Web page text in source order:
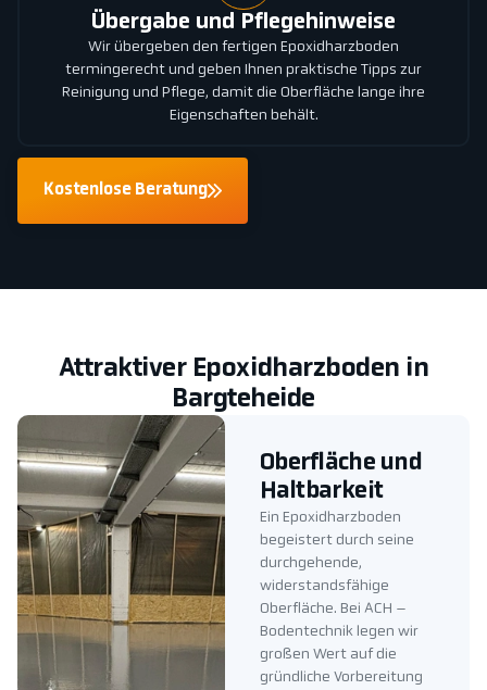
Übergabe und Pflegehinweise
Wir übergeben den fertigen Epoxidharzboden
termingerecht und geben Ihnen praktische Tipps zur
Reinigung und Pflege, damit die Oberfläche lange ihre
Eigenschaften behält.
Kostenlose Beratung
Attraktiver Epoxidharzboden in
Bargteheide
Oberfläche und
Haltbarkeit
Ein Epoxidharzboden
begeistert durch seine
durchgehende,
widerstandsfähige
Oberfläche. Bei ACH –
Bodentechnik legen wir
großen Wert auf die
gründliche Vorbereitung